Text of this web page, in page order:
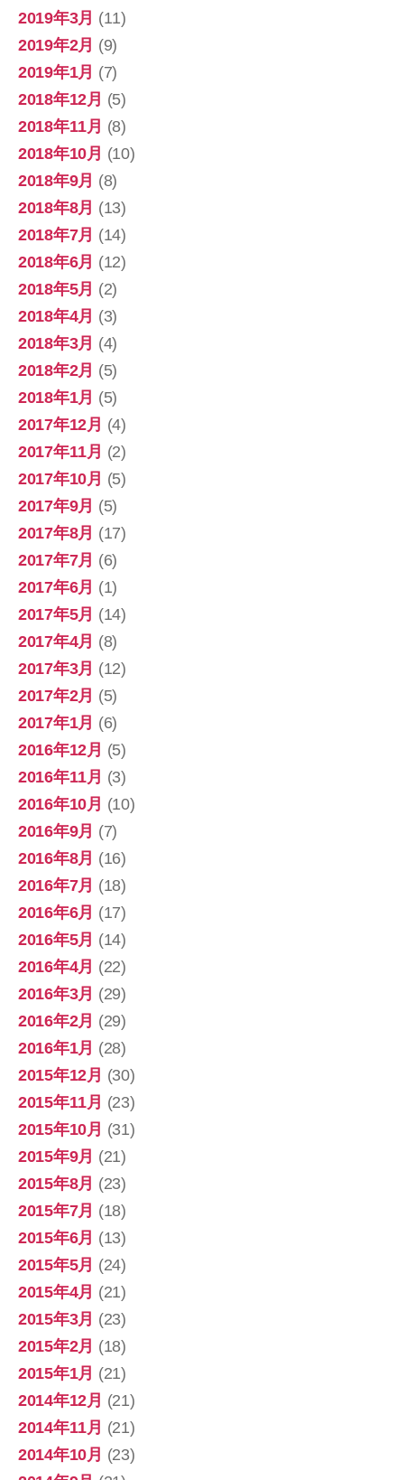
2019年3月 (11)
2019年2月 (9)
2019年1月 (7)
2018年12月 (5)
2018年11月 (8)
2018年10月 (10)
2018年9月 (8)
2018年8月 (13)
2018年7月 (14)
2018年6月 (12)
2018年5月 (2)
2018年4月 (3)
2018年3月 (4)
2018年2月 (5)
2018年1月 (5)
2017年12月 (4)
2017年11月 (2)
2017年10月 (5)
2017年9月 (5)
2017年8月 (17)
2017年7月 (6)
2017年6月 (1)
2017年5月 (14)
2017年4月 (8)
2017年3月 (12)
2017年2月 (5)
2017年1月 (6)
2016年12月 (5)
2016年11月 (3)
2016年10月 (10)
2016年9月 (7)
2016年8月 (16)
2016年7月 (18)
2016年6月 (17)
2016年5月 (14)
2016年4月 (22)
2016年3月 (29)
2016年2月 (29)
2016年1月 (28)
2015年12月 (30)
2015年11月 (23)
2015年10月 (31)
2015年9月 (21)
2015年8月 (23)
2015年7月 (18)
2015年6月 (13)
2015年5月 (24)
2015年4月 (21)
2015年3月 (23)
2015年2月 (18)
2015年1月 (21)
2014年12月 (21)
2014年11月 (21)
2014年10月 (23)